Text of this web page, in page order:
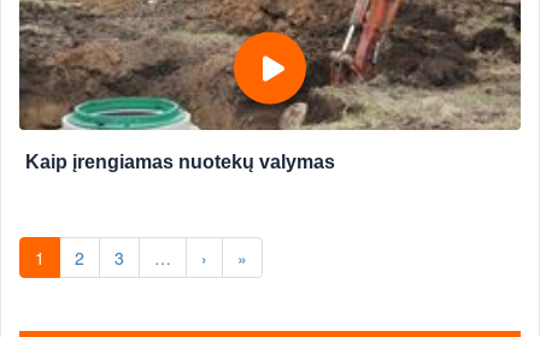
Kaip įrengiamas nuotekų valymas
1 2 3 … › »